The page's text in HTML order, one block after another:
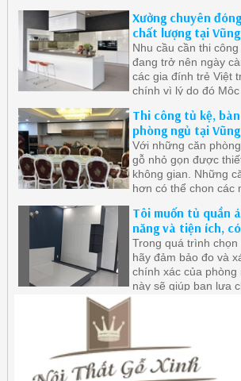
mang phong cách
Xưởng chuyên
chất lượng tại
Nhu cầu cần thi
đang trở nên ngày
các gia đính trẻ Việt
chính vì lý do đó
sàng lên thiết kế và
phòng bếp cho quý
Thi công tủ kệ,
phòng ngủ tại
Với những căn
gỗ nhỏ gọn được
không gian. Những
hơn có thể chọn các
trọng hơn
Tôi muốn tủ quần
năng và tiện ích,
Trong quá trình chọn
hãy đảm bảo đo và
chính xác của
này sẽ giúp bạn lựa
mua sai kích thước